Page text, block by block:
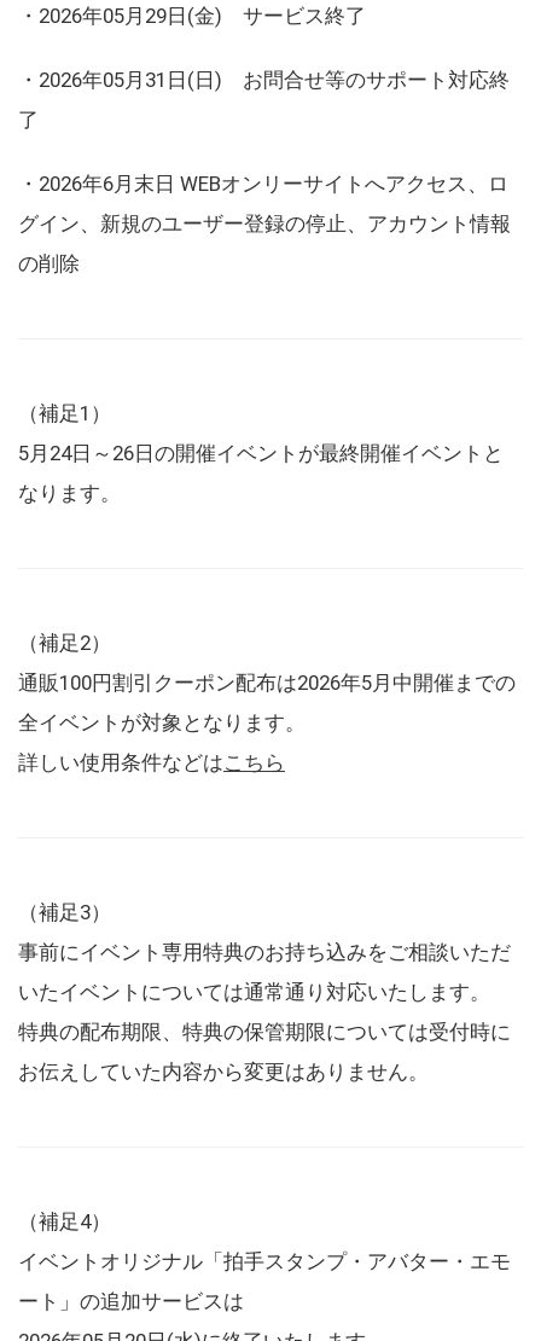
・2026年05月29日(金) サービス終了
・2026年05月31日(日) お問合せ等のサポート対応終
了
・2026年6月末日 WEBオンリーサイトへアクセス、ロ
グイン、新規のユーザー登録の停止、アカウント情報
の削除
（補足1）
5月24日～26日の開催イベントが最終開催イベントと
なります。
（補足2）
通販100円割引クーポン配布は2026年5月中開催までの
全イベントが対象となります。
詳しい使用条件などはこちら
（補足3）
事前にイベント専用特典のお持ち込みをご相談いただ
いたイベントについては通常通り対応いたします。
特典の配布期限、特典の保管期限については受付時に
お伝えしていた内容から変更はありません。
（補足4）
イベントオリジナル「拍手スタンプ・アバター・エモ
ート」の追加サービスは